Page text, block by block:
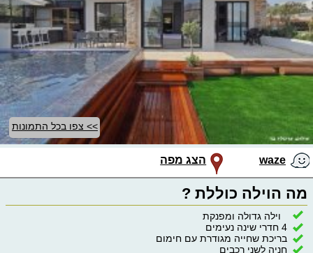
>> צפו בכל התמונות
waze הצג מפה
מה הוילה כוללת ?
וילה גדולה ומפנקת
4 חדרי שינה נעימים
בריכת שחייה מגודרת עם חימום
חניה לשני רכבים